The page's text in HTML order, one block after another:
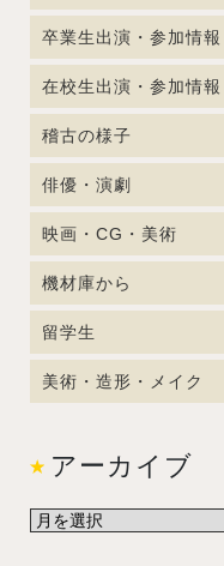
卒業生出演・参加情報
在校生出演・参加情報
稽古の様子
俳優・演劇
映画・CG・美術
機材庫から
留学生
美術・造形・メイク
アーカイブ